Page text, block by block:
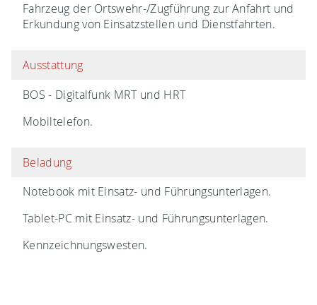
Fahrzeug der Ortswehr-/Zugführung zur Anfahrt und
Erkundung von Einsatzstellen und Dienstfahrten.
Ausstattung
BOS - Digitalfunk MRT und HRT
Mobiltelefon.
Beladung
Notebook mit Einsatz- und Führungsunterlagen.
Tablet-PC mit Einsatz- und Führungsunterlagen.
Kennzeichnungswesten.